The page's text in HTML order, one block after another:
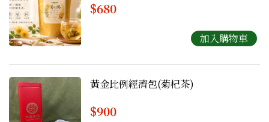
$680
黃金比例經濟包(菊杞茶)
$900